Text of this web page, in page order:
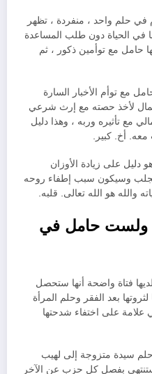
في حلم واحد ، منفردة ، تظهر
في الحياة دون طلب المساعدة
حامل مع توأمين ذكور ، ثم
مع توأم الأخبار السارة
لأخذ حصته مع إرث شرعي
مع تأثيره وربه ، وهذا دليل
أخ. كبير.
دليل على زيادة الأوزان
وسيكون سبب إطفاء روحه
والله هو الله تعالى. قلبه.
ولست حامل في
فتاة واضحة أنها ستحصل
بعد الفقر وحلم المرأة
على اختفاء شدحتها
سيدة متزوجة إلى لهيب
ستنتهي بفصل كل حزب عن الآخر